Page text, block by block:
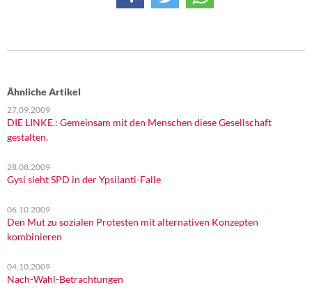
Institut Solidarische Moderne
Kontakt
Ähnliche Artikel
27.09.2009
DIE LINKE.: Gemeinsam mit den Menschen diese Gesellschaft
gestalten.
28.08.2009
Gysi sieht SPD in der Ypsilanti-Falle
06.10.2009
Den Mut zu sozialen Protesten mit alternativen Konzepten
kombinieren
04.10.2009
Nach-Wahl-Betrachtungen